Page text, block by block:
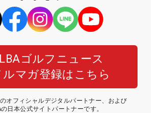
ゴルフニュース
ルマガ登録はこちら
オフィシャルデジタルパートナー、および
の日本公式サイトパートナーです。